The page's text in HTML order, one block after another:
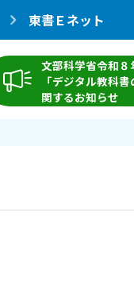
東書Ｅネット
文部科学省令和８
「デジタル教科
関するお知らせ